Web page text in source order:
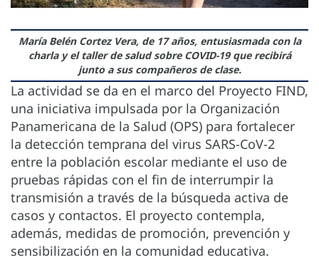
María Belén Cortez Vera, de 17 años, entusiasmada con la
charla y el taller de salud sobre COVID-19 que recibirá
junto a sus compañeros de clase.
La actividad se da en el marco del Proyecto FIND,
una iniciativa impulsada por la Organización
Panamericana de la Salud (OPS) para fortalecer
la detección temprana del virus SARS-CoV-2
entre la población escolar mediante el uso de
pruebas rápidas con el fin de interrumpir la
transmisión a través de la búsqueda activa de
casos y contactos. El proyecto contempla,
además, medidas de promoción, prevención y
sensibilización en la comunidad educativa.